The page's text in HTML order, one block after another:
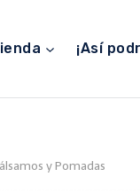
¡Así
y Pomadas